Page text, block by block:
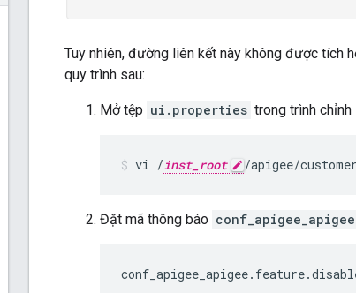
Tuy nhiên, đường liên kết này không được tích
quy trình sau:
Mở tệp ui.properties trong trình
vi /inst_root /apigee/
Đặt mã thông báo